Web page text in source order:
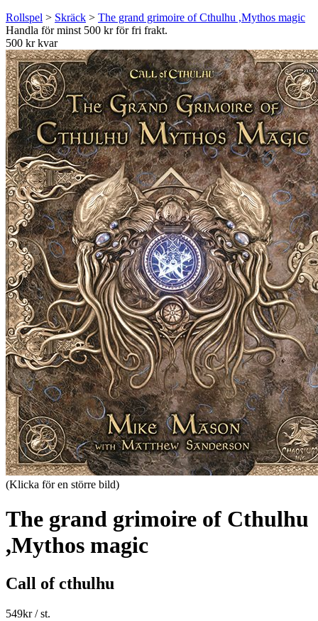
Rollspel > Skräck > The grand grimoire of Cthulhu ,Mythos magic
Handla för minst 500 kr för fri frakt.
500 kr kvar
(Klicka för en större bild)
The grand grimoire of Cthulhu
,Mythos magic
Call of cthulhu
549kr/ st.